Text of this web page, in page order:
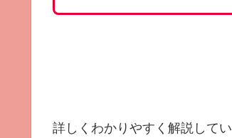
詳しくわかりやすく解説して